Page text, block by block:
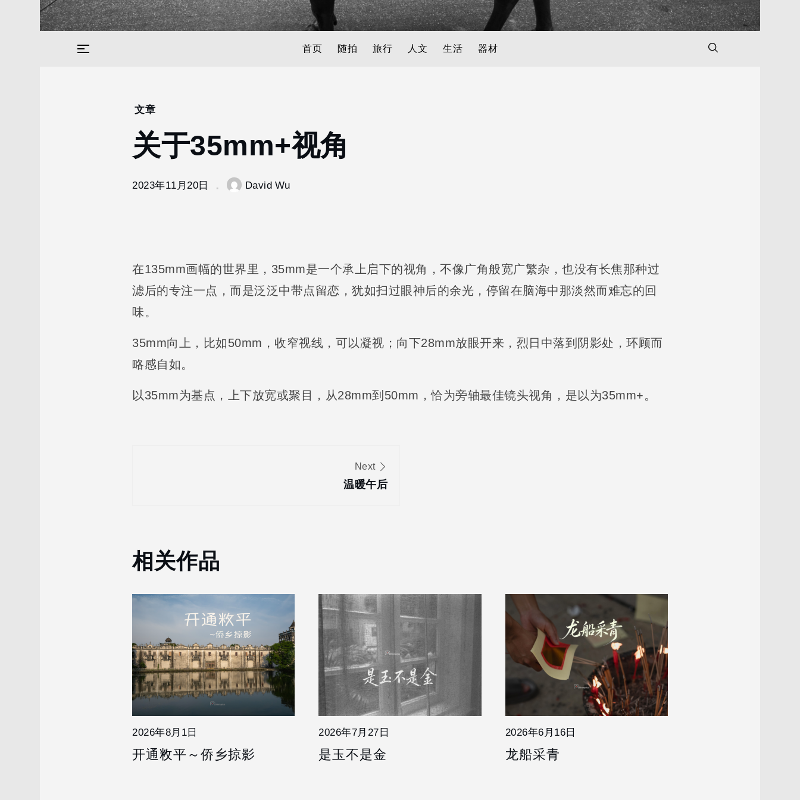
首页 随拍 旅行 人文 生活 器材
Home
11
月
关于
文章
关于35mm+视角
2023年11月20日 David Wu
在135mm画幅的世界里，35mm是一个承上启下的视角，不像广角般宽广繁杂，也没有长焦那种过
滤后的专注一点，而是泛泛中带点留恋，犹如扫过眼神后的余光，停留在脑海中那淡然而难忘的回
味。
35mm向上，比如50mm，收窄视线，可以凝视；向下28mm放眼开来，烈日中落到阴影处，环顾而
略感自如。
以35mm为基点，上下放宽或聚目，从28mm到50mm，恰为旁轴最佳镜头视角，是以为35mm+。
航
Next
温暖午后
相关作品
2026年8月1日
开通敉平～侨乡掠影
2026年7月27日
是玉不是金
2026年6月16日
龙船采青